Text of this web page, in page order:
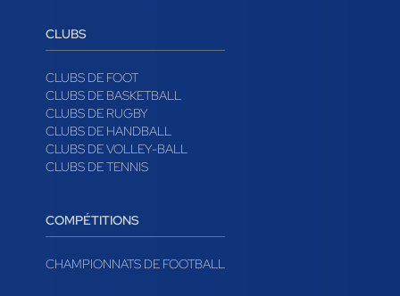
CLUBS
CLUBS DE FOOT
CLUBS DE BASKETBALL
CLUBS DE RUGBY
CLUBS DE HANDBALL
CLUBS DE VOLLEY-BALL
CLUBS DE TENNIS
COMPÉTITIONS
CHAMPIONNATS DE FOOTBALL